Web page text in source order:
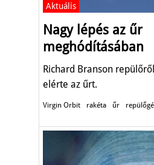
Aktuális
Nagy lépés az űr
meghódításában
Richard Branson
elérte az űrt.
Virgin Orbit rakéta űr